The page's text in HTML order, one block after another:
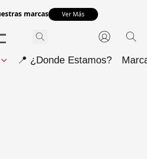
marcas Ver Más
📍 ¿Donde Estamos?